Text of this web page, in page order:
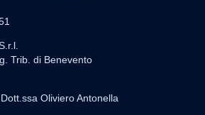
Trib. di Benevento
Oliviero Antonella